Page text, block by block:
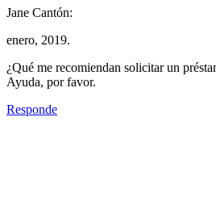
Jane Cantón:
enero, 2019.
¿Qué me recomiendan solicitar un
Ayuda, por favor.
Responde